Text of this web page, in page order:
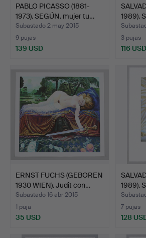
PABLO PICASSO (1881-
1973). SEGÚN. mujer tu…
Subastado 2 may 2015
9 pujas
139 USD
1989).
3 pujas
116 USD
ERNST FUCHS (GEBOREN
1930 WIEN). Judit con…
Subastado 16 abr 2015
1 puja
35 USD
1989).
7 pujas
128